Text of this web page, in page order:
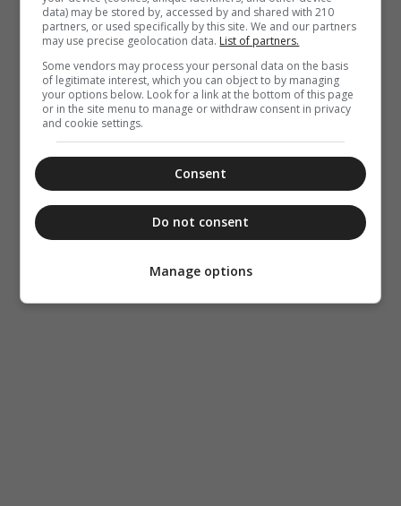
data) may be stored by, accessed by and shared with 210
partners, or used specifically by this site. We and our partners
may use precise geolocation data. List of partners.
Some vendors may process your personal data on the basis
of legitimate interest, which you can object to by managing
your options below. Look for a link at the bottom of this page
or in the site menu to manage or withdraw consent in privacy
and cookie settings.
Consent
Do not consent
Manage options